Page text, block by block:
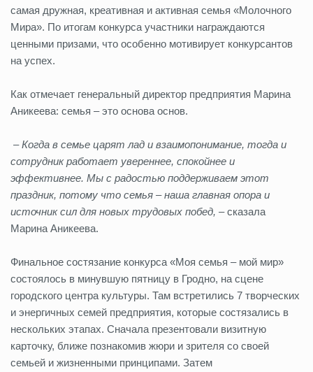
самая дружная, креативная и активная семья «Молочного
Мира». По итогам конкурса участники награждаются
ценными призами, что особенно мотивирует конкурсантов
на успех.
Как отмечает генеральный директор предприятия Марина
Аникеева: семья – это основа основ.
– Когда в семье царят лад и взаимопонимание, тогда и
сотрудник работает увереннее, спокойнее и
эффективнее. Мы с радостью поддерживаем этот
праздник, потому что семья – наша главная опора и
источник сил для новых трудовых побед, – сказала
Марина Аникеева.
Финальное состязание конкурса «Моя семья – мой мир»
состоялось в минувшую пятницу в Гродно, на сцене
городского центра культуры. Там встретились 7 творческих
и энергичных семей предприятия, которые состязались в
нескольких этапах. Сначала презентовали визитную
карточку, ближе познакомив жюри и зрителя со своей
семьей и жизненными принципами. Затем